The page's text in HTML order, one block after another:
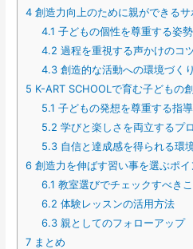
4 創造力向上のために親ができるサ
4.1 子どもの個性を尊重する姿勢
4.2 過程を重視する声かけのコ
4.3創造的な活動への環境づくり
5 K-ART SCHOOLで育む子どもの
5.1 子どもの発想を尊重する指導
5.2 学びと楽しさを両立するプ
5.3自信と達成感を得られる環
6 創造力を伸ばす習い事を選ぶポイ
6.1 教室選びでチェックすべきこ
6.2 体験レッスンの活用方法
6.3親としてのフォローアップ
7 まとめ